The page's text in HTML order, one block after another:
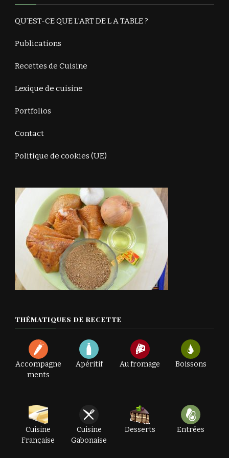
QU’EST-CE QUE L’ART DE L A TABLE ?
Publications
Recettes de Cuisine
Lexique de cuisine
Portfolios
Contact
Politique de cookies (UE)
THÉMATIQUES DE RECETTE
Accompagne
ments
Apéritif Au fromage Boissons
Cuisine
Française
Cuisine
Gabonaise
Desserts Entrées